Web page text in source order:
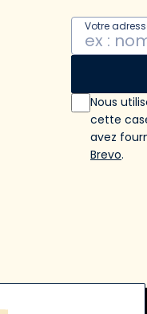
Votre
Nous
cette
avez
Brevo.